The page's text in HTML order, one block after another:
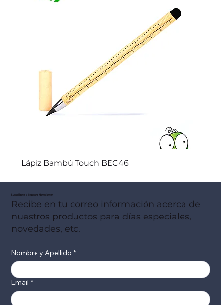
Lápiz Bambú Touch BEC46
Suscribete a Nuestro Newsletter
Recibe en tu correo información acerca de
nuestros productos para días especiales,
novedades, etc.
Nombre y Apellido *
Email *